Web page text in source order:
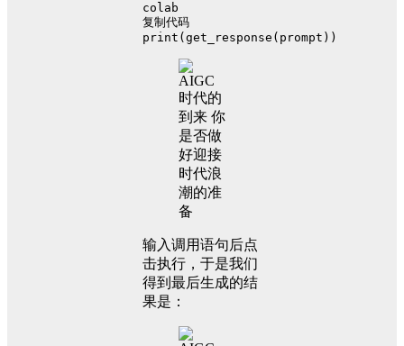
colab
复制代码
print(get_response(prompt))
输入调用语句后点
击执行，于是我们
得到最后生成的结
果是：